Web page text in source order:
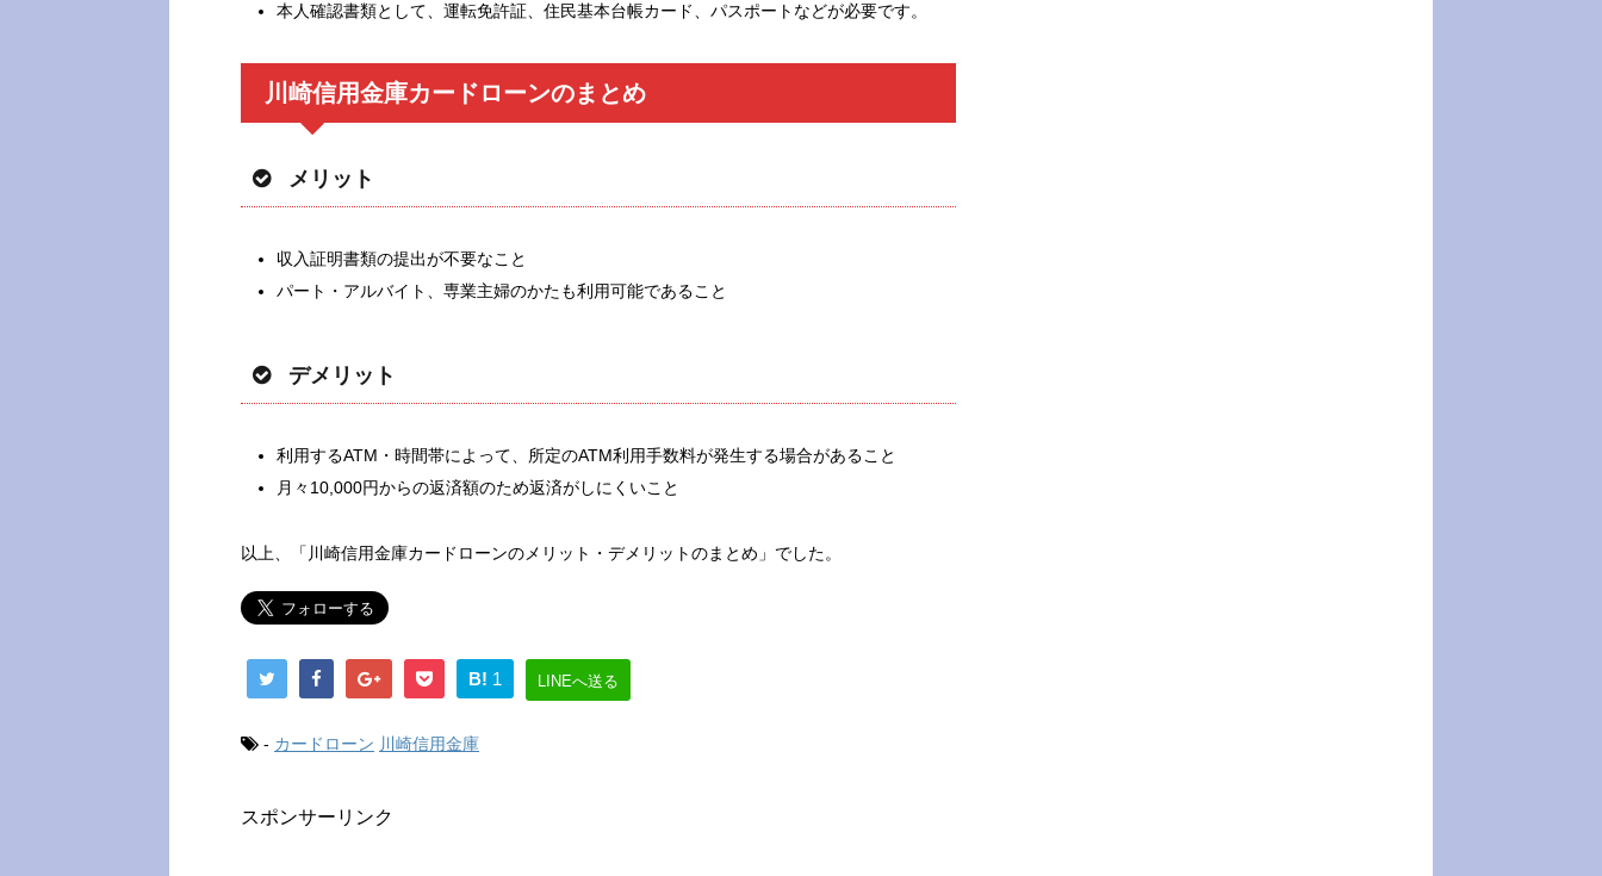
本人確認書類として、運転免許証、住民基本台帳カード、パスポートなどが必要です。
川崎信用金庫カードローンのまとめ
メリット
収入証明書類の提出が不要なこと
パート・アルバイト、専業主婦のかたも利用可能であること
デメリット
利用するATM・時間帯によって、所定のATM利用手数料が発生する場合があること
月々10,000円からの返済額のため返済がしにくいこと
以上、「川崎信用金庫カードローンのメリット・デメリットのまとめ」でした。
B! 1 LINEへ送る
- カードローン 川崎信用金庫
スポンサーリンク